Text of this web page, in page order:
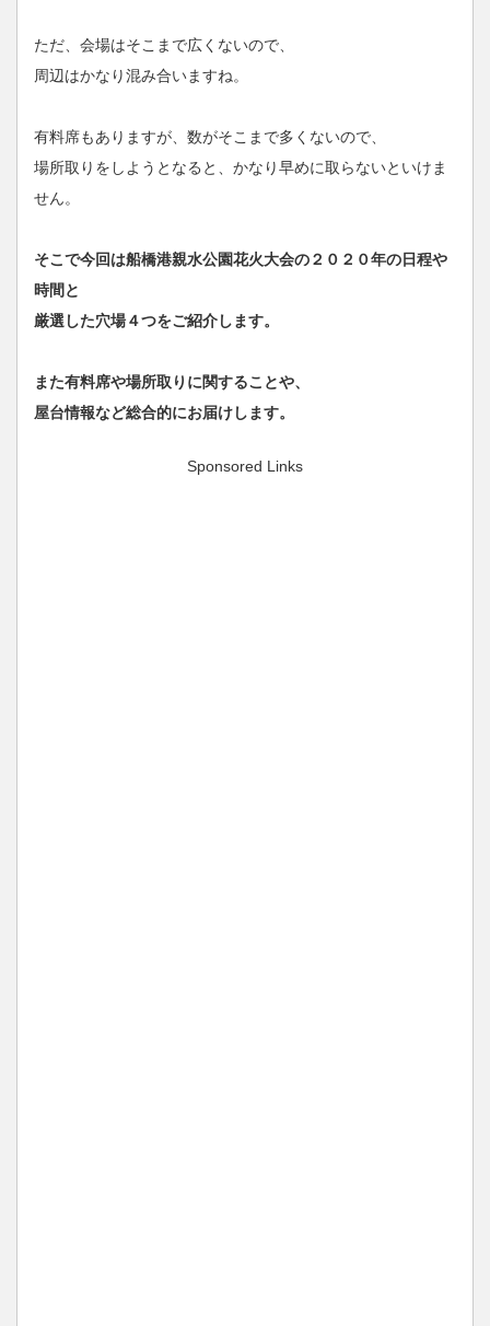
ただ、会場はそこまで広くないので、
周辺はかなり混み合いますね。
有料席もありますが、数がそこまで多くないので、
場所取りをしようとなると、かなり早めに取らないといけま
せん。
そこで今回は船橋港親水公園花火大会の２０２０年の日程や
時間と
厳選した穴場４つをご紹介します。
また有料席や場所取りに関することや、
屋台情報など総合的にお届けします。
Sponsored Links